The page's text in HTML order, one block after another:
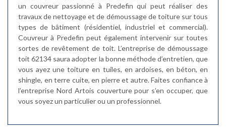
un couvreur passionné à Predefin qui peut réaliser des
travaux de nettoyage et de démoussage de toiture sur tous
types de bâtiment (résidentiel, industriel et commercial).
Couvreur à Predefin peut également intervenir sur toutes
sortes de revêtement de toit. L’entreprise de démoussage
toit 62134 saura adopter la bonne méthode d’entretien, que
vous ayez une toiture en tuiles, en ardoises, en béton, en
shingle, en terre cuite, en pierre et autre. Faites confiance à
l’entreprise Nord Artois couverture pour s’en occuper, que
vous soyez un particulier ou un professionnel.